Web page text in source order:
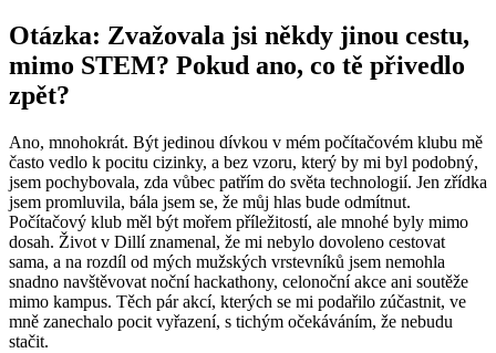
Otázka: Zvažovala jsi někdy jinou cestu,
mimo STEM? Pokud ano, co tě přivedlo
zpět?
Ano, mnohokrát. Být jedinou dívkou v mém počítačovém klubu mě
často vedlo k pocitu cizinky, a bez vzoru, který by mi byl podobný,
jsem pochybovala, zda vůbec patřím do světa technologií. Jen zřídka
jsem promluvila, bála jsem se, že můj hlas bude odmítnut.
Počítačový klub měl být mořem příležitostí, ale mnohé byly mimo
dosah. Život v Dillí znamenal, že mi nebylo dovoleno cestovat
sama, a na rozdíl od mých mužských vrstevníků jsem nemohla
snadno navštěvovat noční hackathony, celonoční akce ani soutěže
mimo kampus. Těch pár akcí, kterých se mi podařilo zúčastnit, ve
mně zanechalo pocit vyřazení, s tichým očekáváním, že nebudu
stačit.